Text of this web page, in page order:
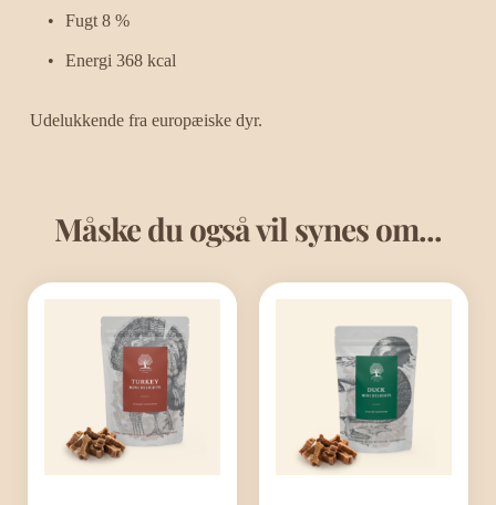
Fugt 8 %
Energi 368 kcal
Udelukkende fra europæiske dyr.
Måske du også vil synes om...